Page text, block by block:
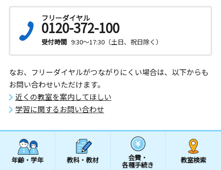
フリーダイヤル
0120-372-100
受付時間 9:30～17:30（土日、祝日除く）
なお、フリーダイヤルがつながりにくい場合は、以下からも
お問い合わせいただけます。
近くの教室を案内してほしい
学習に関するお問い合わせ
年齢・学年 教科・教材 会費・
各種手続き
教室検索